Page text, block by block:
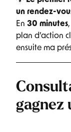
un rendez-
En 30 minutes
plan d’action
ensuite ma
gagnez